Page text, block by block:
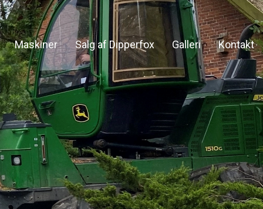
Maskiner Salg af Dipperfox Galleri Kontakt